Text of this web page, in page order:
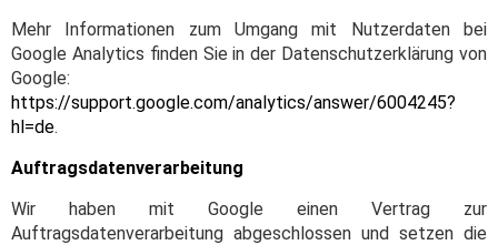
Mehr Informationen zum Umgang mit Nutzerdaten bei
Google Analytics finden Sie in der Datenschutzerklärung von
Google:
https://support.google.com/analytics/answer/6004245?
hl=de.
Auftragsdatenverarbeitung
Wir haben mit Google einen Vertrag zur
Auftragsdatenverarbeitung abgeschlossen und setzen die